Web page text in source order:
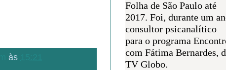
às
Folha de São Paulo até
2017. Foi, durante um
consultor psicanalítico
para o programa
com Fátima Bernardes,
TV Globo.